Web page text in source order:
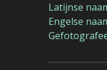
Latijnse
Engelse